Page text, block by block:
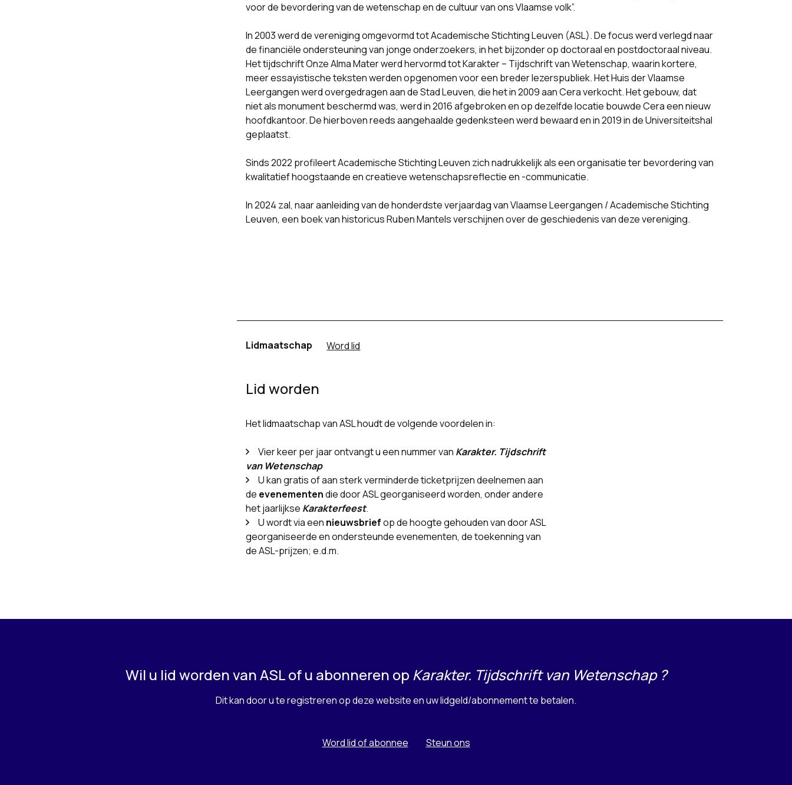
voor de bevordering van de wetenschap en de cultuur van ons Vlaamse volk”.
In 2003 werd de vereniging omgevormd tot Academische Stichting Leuven (ASL). De focus werd verlegd naar
de financiële ondersteuning van jonge onderzoekers, in het bijzonder op doctoraal en postdoctoraal niveau.
Het tijdschrift Onze Alma Mater werd hervormd tot Karakter – Tijdschrift van Wetenschap, waarin kortere,
meer essayistische teksten werden opgenomen voor een breder lezerspubliek. Het Huis der Vlaamse
Leergangen werd overgedragen aan de Stad Leuven, die het in 2009 aan Cera verkocht. Het gebouw, dat
niet als monument beschermd was, werd in 2016 afgebroken en op dezelfde locatie bouwde Cera een nieuw
hoofdkantoor. De hierboven reeds aangehaalde gedenksteen werd bewaard en in 2019 in de Universiteitshal
geplaatst.
Sinds 2022 profileert Academische Stichting Leuven zich nadrukkelijk als een organisatie ter bevordering van
kwalitatief hoogstaande en creatieve wetenschapsreflectie en -communicatie.
In 2024 zal, naar aanleiding van de honderdste verjaardag van Vlaamse Leergangen / Academische Stichting
Leuven, een boek van historicus Ruben Mantels verschijnen over de geschiedenis van deze vereniging.
Lidmaatschap Word lid
Lid worden
Het lidmaatschap van ASL houdt de volgende voordelen in:
Vier keer per jaar ontvangt u een nummer van Karakter. Tijdschrift
van Wetenschap
U kan gratis of aan sterk verminderde ticketprijzen deelnemen aan
de evenementendie door ASL georganiseerd worden, onder andere
het jaarlijkse Karakterfeest.
U wordt via een nieuwsbriefop de hoogte gehouden van door ASL
georganiseerde en ondersteunde evenementen, de toekenning van
de ASL-prijzen; e.d.m.
Wil u lid worden van ASL of u abonneren op Karakter. Tijdschrift van Wetenschap ?
Dit kan door u te registreren op deze website en uw lidgeld/abonnement te betalen.
Word lid of abonnee Steun ons